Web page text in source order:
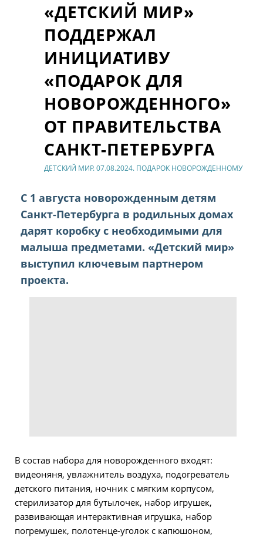
«ДЕТСКИЙ МИР»
ПОДДЕРЖАЛ
ИНИЦИАТИВУ
«ПОДАРОК ДЛЯ
НОВОРОЖДЕННОГО»
ОТ ПРАВИТЕЛЬСТВА
САНКТ-ПЕТЕРБУРГА
ДЕТСКИЙ МИР. 07.08.2024. ПОДАРОК НОВОРОЖДЕННОМУ
С 1 августа новорожденным детям
Санкт-Петербурга в родильных домах
дарят коробку с необходимыми для
малыша предметами. «Детский мир»
выступил ключевым партнером
проекта.
В состав набора для новорожденного входят:
видеоняня, увлажнитель воздуха, подогреватель
детского питания, ночник с мягким корпусом,
стерилизатор для бутылочек, набор игрушек,
развивающая интерактивная игрушка, набор
погремушек, полотенце-уголок с капюшоном,